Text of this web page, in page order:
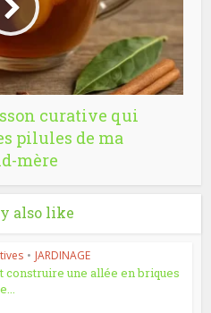
curative qui
pilules de ma
mère
also like
• JARDINAGE
construire une allée en briques